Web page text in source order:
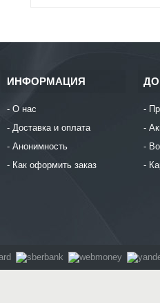
ИНФОРМАЦИЯ
О нас
Доставка и оплата
Анонимность
Как оформить заказ